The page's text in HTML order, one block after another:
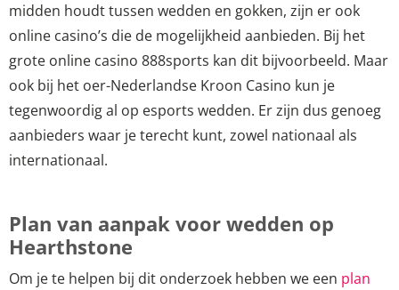
midden houdt tussen wedden en gokken, zijn er ook
online casino’s die de mogelijkheid aanbieden. Bij het
grote online casino 888sports kan dit bijvoorbeeld. Maar
ook bij het oer-Nederlandse Kroon Casino kun je
tegenwoordig al op esports wedden. Er zijn dus genoeg
aanbieders waar je terecht kunt, zowel nationaal als
internationaal.
Plan van aanpak voor wedden op
Hearthstone
Om je te helpen bij dit onderzoek hebben we een plan